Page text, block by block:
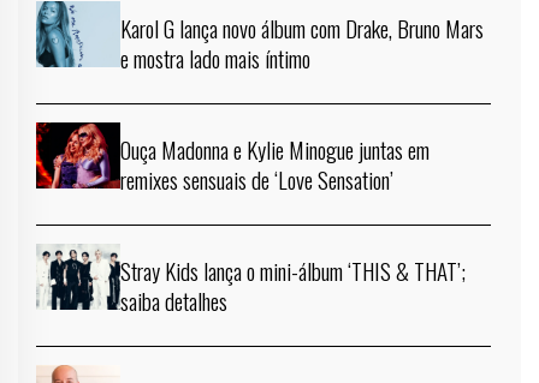
Karol G lança novo álbum com Drake, Bruno Mars
e mostra lado mais íntimo
Ouça Madonna e Kylie Minogue juntas em
remixes sensuais de ‘Love Sensation’
Stray Kids lança o mini-álbum ‘THIS & THAT’;
saiba detalhes